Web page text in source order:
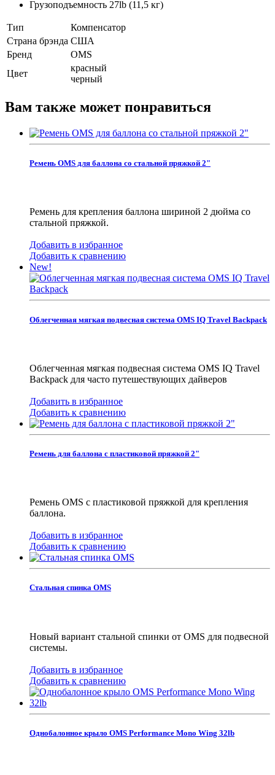
Грузоподъемность 27lb (11,5 кг)
Тип
Компенсатор
Страна брэнда США
Бренд
OMS
Цвет
красный
черный
Вам также может понравиться
Ремень OMS для баллона со стальной пряжкой 2"
Ремень для крепления баллона шириной 2 дюйма со
стальной пряжкой.
Добавить в избранное
Добавить к сравнению
New!
Облегченная мягкая подвесная система OMS IQ Travel Backpack
Облегченная мягкая подвесная система OMS IQ Travel
Backpack для часто путешествующих дайверов
Добавить в избранное
Добавить к сравнению
Ремень для баллона с пластиковой пряжкой 2"
Ремень OMS с пластиковой пряжкой для крепления
баллона.
Добавить в избранное
Добавить к сравнению
Стальная спинка OMS
Новый вариант стальной спинки от OMS для подвесной
системы.
Добавить в избранное
Добавить к сравнению
Однобалонное крыло OMS Performance Mono Wing 32lb